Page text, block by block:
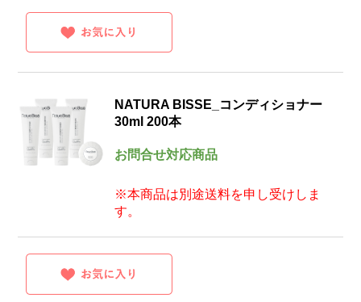
NATURA BISSE_コンディショナー
30ml 200本
お問合せ対応商品
※本商品は別途送料を申し受けしま
す。